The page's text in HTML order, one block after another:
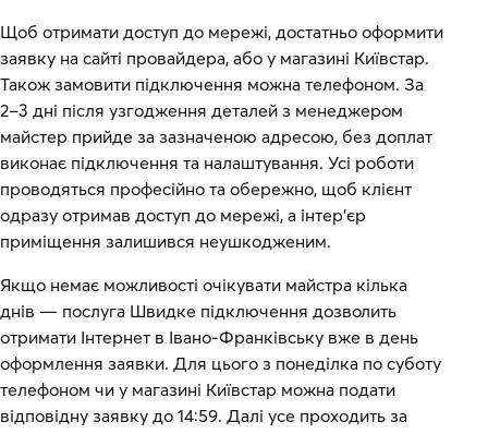
Щоб отримати доступ до мережі, достатньо оформити
заявку на сайті провайдера, або у магазині Київстар.
Також замовити підключення можна телефоном. За
2–3 дні після узгодження деталей з менеджером
майстер прийде за зазначеною адресою, без доплат
виконає підключення та налаштування. Усі роботи
проводяться професійно та обережно, щоб клієнт
одразу отримав доступ до мережі, а інтер’єр
приміщення залишився неушкодженим.
Якщо немає можливості очікувати майстра кілька
днів — послуга Швидке підключення дозволить
отримати Інтернет в Івано-Франківську вже в день
оформлення заявки. Для цього з понеділка по суботу
телефоном чи у магазині Київстар можна подати
відповідну заявку до 14:59. Далі усе проходить за